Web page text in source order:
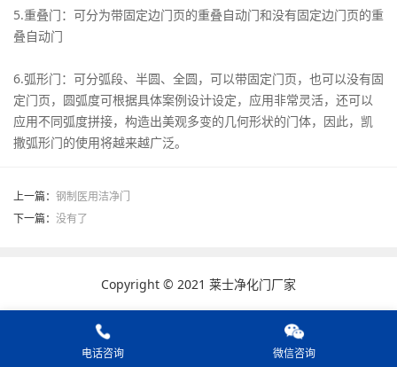
5.重叠门：可分为带固定边门页的重叠自动门和没有固定边门页的重
叠自动门
6.弧形门：可分弧段、半圆、全圆，可以带固定门页，也可以没有固
定门页，圆弧度可根据具体案例设计设定，应用非常灵活，还可以
应用不同弧度拼接，构造出美观多变的几何形状的门体，因此，凯
撒弧形门的使用将越来越广泛。
上一篇： 钢制医用洁净门
下一篇： 没有了
Copyright © 2021 莱士净化门厂家
电话咨询 微信咨询